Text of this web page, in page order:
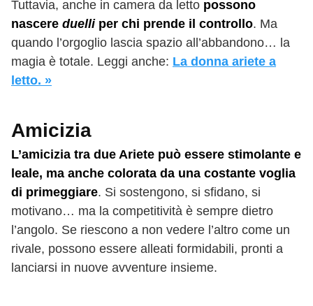
Tuttavia, anche in camera da letto possono
nascere duelliper chi prende il controllo. Ma
quando l’orgoglio lascia spazio all’abbandono… la
magia è totale. Leggi anche: La donna ariete a
letto. »
Amicizia
L’amicizia tra due Ariete può essere stimolante e
leale, ma anche colorata da una costante voglia
di primeggiare. Si sostengono, si sfidano, si
motivano… ma la competitività è sempre dietro
l’angolo. Se riescono a non vedere l’altro come un
rivale, possono essere alleati formidabili, pronti a
lanciarsi in nuove avventure insieme.